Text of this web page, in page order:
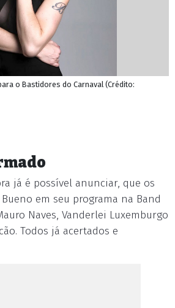
o Bastidores do Carnaval (Crédito:
já é possível anunciar, que os
Bueno em seu programa na Band
Naves, Vanderlei Luxemburgo
Todos já acertados e